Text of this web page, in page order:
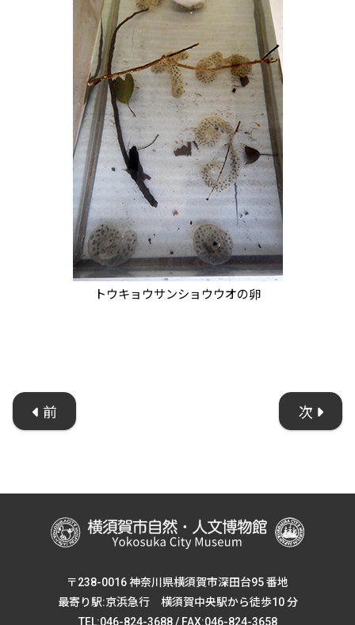
トウキョウサンショウウオの卵
前 次
〒238-0016 神奈川県横須賀市深田台95 番地
最寄り駅:京浜急行 横須賀中央駅から徒歩10 分
TEL:046-824-3688 / FAX:046-824-3658